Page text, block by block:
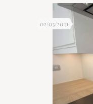
02/03/2021